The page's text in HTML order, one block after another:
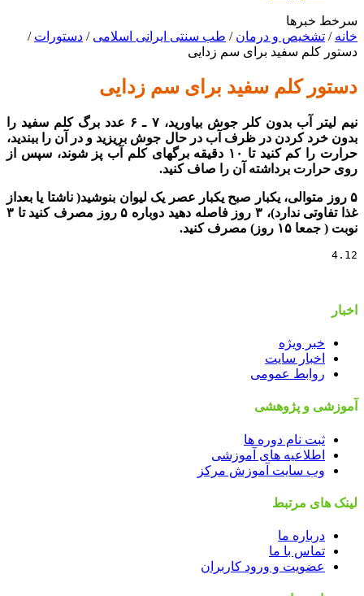
سرخط خبرها
خانه / تشخیص و درمان / طب سنتی ایرانی اسلامی / دستورات /
دستور کلم سفید برای سم زدایی
دستور کلم سفید برای سم زدایی
نیم لیتر آب بدون کلر جوش بیاورید، ۷ ـ ۶ عدد برگ کلم سفید را
بدون خرد کردن در ظرف آب در حال جوش بریزید و در آن را ببندید،
حرارت را کم کنید تا ۱۰ دقیقه برگهای کلم آب پز شوند، سپس از
روی حرارت برداشته آن را صاف کنید.
۵ روز متوالی، یکبار صبح یکبار عصر یک لیوان بنوشید( ناشتا یا بعداز
غذا تفاوتی ندارد)، ۳ روز فاصله دهید دوباره ۵ روز مصرف کنید تا ۳
نوبت ( جمعا ۱۵ روز) مصرف کنید.
4.12
اخبار
خبر ویژه
اخبار سایت
روابط عمومی
آموزشی و پژوهشی
ثبت نام دوره ها
اطلاعیه های آموزشی
وب سایت آموزش مرکز
لینک های مرتبط
درباره ما
تماس با ما
عضویت و ورود کاربران